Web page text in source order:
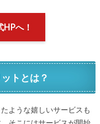
へ！
トとは？
ような嬉しいサービスも